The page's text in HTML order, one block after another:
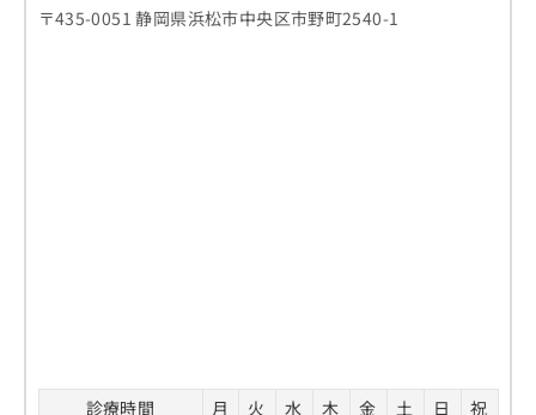
〒435-0051 静岡県浜松市中央区市野町2540-1
診療時間 月 火 水 木 金 土 日
祝